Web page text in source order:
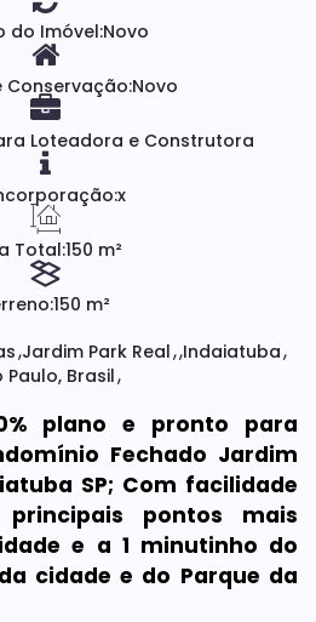
do Imóvel:Novo
Conservação:Novo
Loteadora e Construtora
x
Total:150 m²
150 m²
Jardim Park Real Indaiatuba
Paulo, Brasil
plano e pronto para
Fechado Jardim
SP; Com facilidade
pontos mais
e a 1 minutinho do
cidade e do Parque da